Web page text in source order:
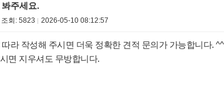
주세요.
조회: 5823 2026-05-10 08:12:57
라 작성해 주시면 더욱 정확한 견적 문의가 가능합니다. ^^
면 지우셔도 무방합니다.